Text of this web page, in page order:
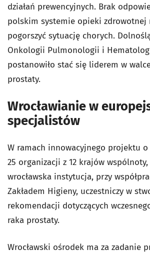
działań prewencyjnych. Brak
polskim systemie opieki zdrowotnej
pogorszyć sytuację chorych.
Onkologii Pulmonologii i
postanowiło stać się liderem w
prostaty.
Wrocławianie w
specjalistów
W ramach innowacyjnego projektu o
25 organizacji z 12 krajów
wrocławska instytucja, przy
Zakładem Higieny, uczestniczy w
rekomendacji dotyczących
raka prostaty.
Wrocławski ośrodek ma za zadanie